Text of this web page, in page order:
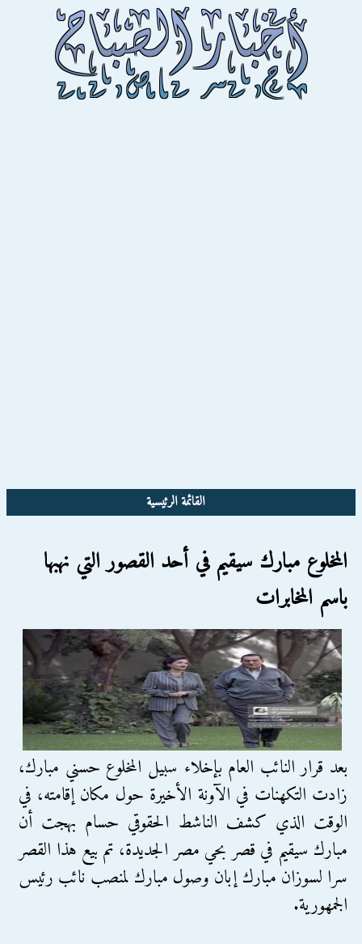
القائمة الرئيسية
المخلوع مبارك سيقيم في أحد القصور التي نهبها
باسم المخابرات
بعد قرار النائب العام بإخلاء سبيل المخلوع حسني مبارك،
زادت التكهنات في الآونة الأخيرة حول مكان إقامته، في
الوقت الذي كشف الناشط الحقوقي حسام بهجت أن
مبارك سيقيم في قصر بحي مصر الجديدة، تم بيع هذا القصر
سرا لسوزان مبارك إبان وصول مبارك لمنصب نائب رئيس
الجمهورية.